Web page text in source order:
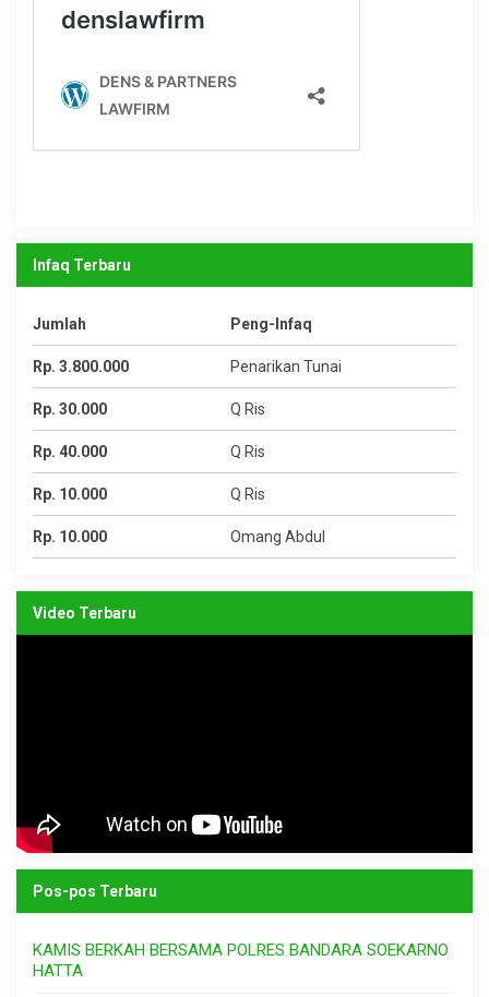
Infaq Terbaru
Jumlah Peng-Infaq
Rp. 3.800.000 Penarikan Tunai
Rp. 30.000 Q Ris
Rp. 40.000 Q Ris
Rp. 10.000 Q Ris
Rp. 10.000 Omang Abdul
Video Terbaru
Pos-pos Terbaru
KAMIS BERKAH BERSAMA POLRES BANDARA SOEKARNO
HATTA